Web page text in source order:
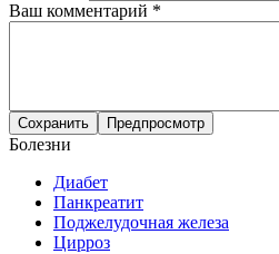
Ваш комментарий *
Болезни
Диабет
Панкреатит
Поджелудочная железа
Цирроз